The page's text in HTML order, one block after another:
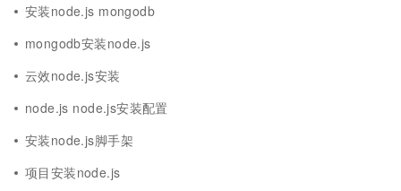
安装node.js mongodb
mongodb安装node.js
云效node.js安装
node.js node.js安装配置
安装node.js脚手架
项目安装node.js